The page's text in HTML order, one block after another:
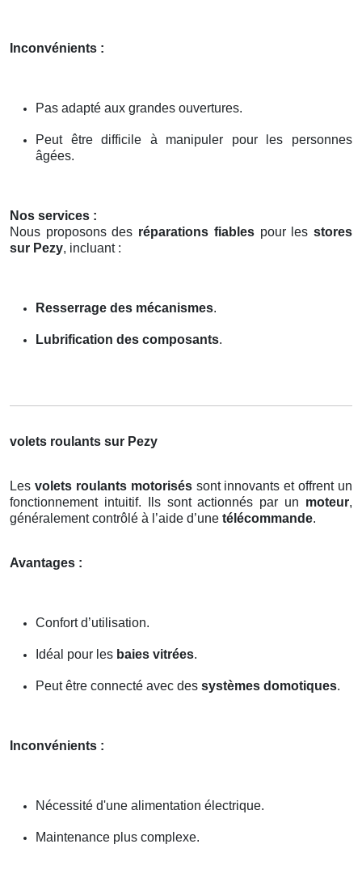
Inconvénients :
Pas adapté aux grandes ouvertures.
Peut être difficile à manipuler pour les personnes
âgées.
Nos services :
Nous proposons des réparations fiablespour lesstores
sur Pezy, incluant :
Resserrage des mécanismes.
Lubrification des composants.
volets roulants sur Pezy
Les volets roulants motoriséssont innovants et offrent un
fonctionnement intuitif. Ils sont actionnés par un moteur,
généralement contrôlé à l’aide d’une télécommande.
Avantages :
Confort d’utilisation.
Idéal pour les baies vitrées.
Peut être connecté avec des systèmes domotiques.
Inconvénients :
Nécessité d'une alimentation électrique.
Maintenance plus complexe.